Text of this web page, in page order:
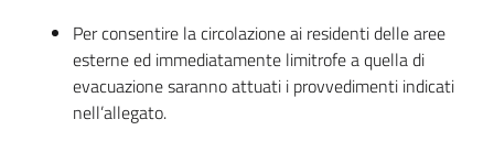
Per consentire la circolazione ai residenti delle aree
esterne ed immediatamente limitrofe a quella di
evacuazione saranno attuati i provvedimenti indicati
nell’allegato.